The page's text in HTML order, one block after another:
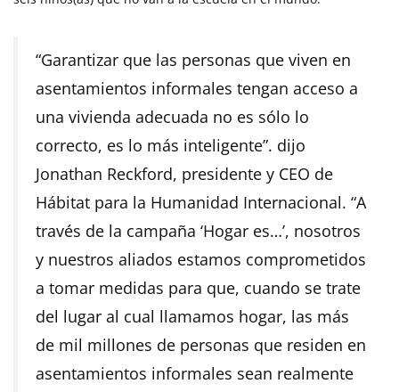
“Garantizar que las personas que viven en
asentamientos informales tengan acceso a
una vivienda adecuada no es sólo lo
correcto, es lo más inteligente”. dijo
Jonathan Reckford, presidente y CEO de
Hábitat para la Humanidad Internacional. “A
través de la campaña ‘Hogar es…’, nosotros
y nuestros aliados estamos comprometidos
a tomar medidas para que, cuando se trate
del lugar al cual llamamos hogar, las más
de mil millones de personas que residen en
asentamientos informales sean realmente